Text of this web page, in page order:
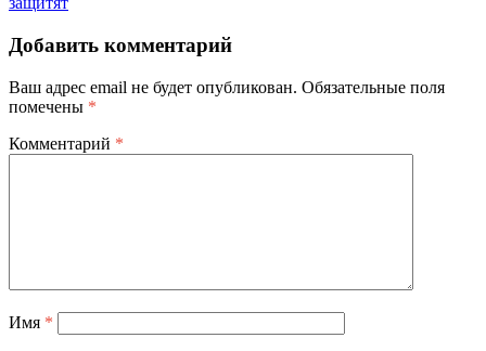
Добавить комментарий
Ваш адрес email не будет опубликован. Обязательные поля
помечены *
Комментарий *
Имя *